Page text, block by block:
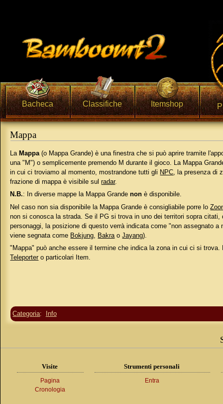
Bacheca Classifiche Itemshop
Mappa
La Mappa (o Mappa Grande) è una finestra che si può aprire tramite
una "M") o semplicemente premendo M durante il gioco. La Mappa
in cui ci troviamo al momento, mostrandone tutti gli NPC , la presenza di
frazione di mappa è visibile sulradar.
N.B.: In diverse mappe la Mappa Grandenon è disponibile.
Nel caso non sia disponibile la Mappa Grande è consigliabile porre lo
non si conosca la strada. Se il PG si trova in uno dei territori sopra
personaggi, la posizione di questo verrà indicata come "non assegnato
viene segnata come Bokjung Bakra oJayang).
"Mappa" può anche essere il termine che indica la zona in cui ci si
Teleportero particolari Item.
Categoria: Info
Visite
Pagina
Cronologia
Strumenti personali
Entra